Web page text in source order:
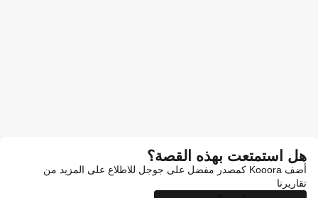
هل استمتعت بهذه القصة؟
أضف Kooora كمصدر مفضل على جوجل للاطلاع على المزيد من
تقاريرنا